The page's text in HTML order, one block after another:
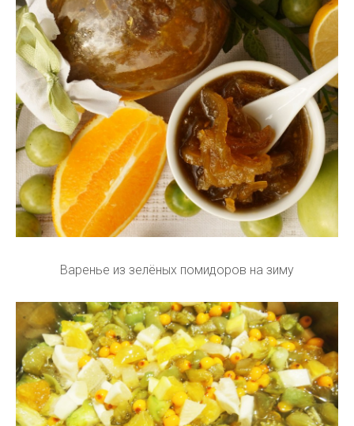
Варенье из зелёных помидоров на зиму